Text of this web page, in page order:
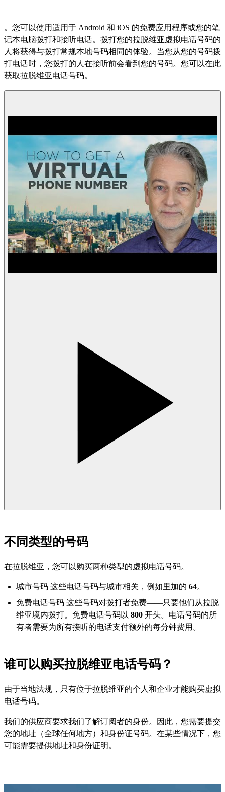
。您可以使用适用于 Android 和 iOS 的免费应用程序或您的笔
记本电脑拨打和接听电话。拨打您的拉脱维亚虚拟电话号码的
人将获得与拨打常规本地号码相同的体验。当您从您的号码拨
打电话时，您拨打的人在接听前会看到您的号码。您可以在此
获取拉脱维亚电话号码。
不同类型的号码
在拉脱维亚，您可以购买两种类型的虚拟电话号码。
城市号码 这些电话号码与城市相关，例如里加的 64。
免费电话号码 这些号码对拨打者免费——只要他们从拉脱
维亚境内拨打。免费电话号码以 800 开头。电话号码的所
有者需要为所有接听的电话支付额外的每分钟费用。
谁可以购买拉脱维亚电话号码？
由于当地法规，只有位于拉脱维亚的个人和企业才能购买虚拟
电话号码。
我们的供应商要求我们了解订阅者的身份。因此，您需要提交
您的地址（全球任何地方）和身份证号码。在某些情况下，您
可能需要提供地址和身份证明。